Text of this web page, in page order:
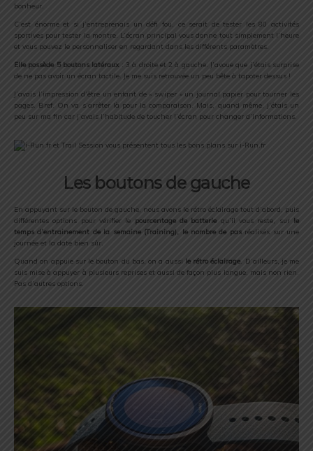
bonheur.
C’est énorme et si j’entreprenais un défi fou, ce serait de tester les 80 activités
sportives pour tester la montre. L’écran principal vous donne tout simplement l’heure
et vous pouvez le personnaliser en regardant dans les différents paramètres.
Elle possède 5 boutons latéraux : 3 à droite et 2 à gauche. J’avoue que j’étais surprise
de ne pas avoir un écran tactile. Je me suis retrouvée un peu bête à tapoter dessus !
J’avais l’impression d’être un enfant de « swiper » un journal papier pour tourner les
pages. Bref. On va s’arrêter là pour la comparaison. Mais, quand même, j’étais un
peu sur ma fin car j’avais l’habitude de toucher l’écran pour changer d’informations.
Les boutons de gauche
En appuyant sur le bouton de gauche, nous avons le rétro éclairage tout d’abord, puis
différentes options pour vérifier le pourcentage de batterie qu’il vous reste, sur
le
temps d’entrainement de la semaine (Training), le nombre de pasréalisés sur une
journée et la date bien sûr.
Quand on appuie sur le bouton du bas, on a aussi le rétro éclairage . D’ailleurs, je me
suis mise à appuyer à plusieurs reprises et aussi de façon plus longue, mais non rien.
Pas d’autres options.